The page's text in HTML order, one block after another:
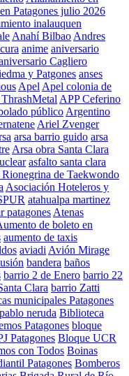
Patagones julio 2026
inalauquen
Anahí Bilbao Andres
anime aniversario
Cagliero
y Patgones anses
Apel Apel colonia de
APP Ceferino
público Argentino
Ariel Zvenger
arsa barrio guido arsa
Arsa obra Santa Clara
asfalto santa clara
de Taekwondo
Asociación Hoteleros y
atahualpa martinez
patagones Atenas
de boleto en
aumento de taxis
aviadi Avión Mirage
bandera baños
barrio 2 de Enero barrio 22
Clara barrio Zatti
municipales Patagones
neruda Biblioteca
Patagones bloque
Patagones Bloque UCR
con Todos Boinas
Patagones Bomberos